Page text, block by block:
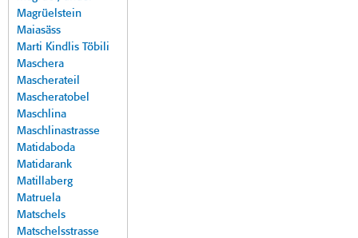
Magrüelstein
Maiasäss
Marti Kindlis Töbili
Maschera
Mascherateil
Mascheratobel
Maschlina
Maschlinastrasse
Matidaboda
Matidarank
Matillaberg
Matruela
Matschels
Matschelsstrasse